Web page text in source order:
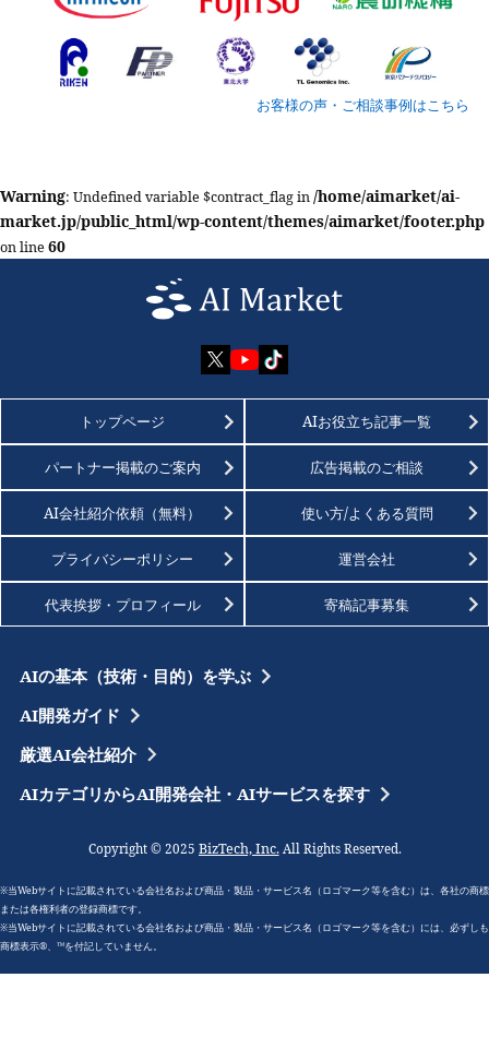
お客様の声・ご相談事例はこちら
Warning: Undefined variable $contract_flag in/home/aimarket/ai-
market.jp/public_html/wp-content/themes/aimarket/footer.php
on line 60
トップページ AIお役立ち記事一覧
パートナー掲載のご案内 広告掲載のご相談
AI会社紹介依頼（無料） 使い方/よくある質問
プライバシーポリシー 運営会社
代表挨拶・プロフィール 寄稿記事募集
AIの基本（技術・目的）を学ぶ
AI開発ガイド
厳選AI会社紹介
AIカテゴリからAI開発会社・AIサービスを探す
Copyright © 2025 BizTech, Inc.All Rights Reserved.
※当Webサイトに記載されている会社名および商品・製品・サービス名（ロゴマーク等を含む）は、各社の商標
または各権利者の登録商標です。
※当Webサイトに記載されている会社名および商品・製品・サービス名（ロゴマーク等を含む）には、必ずしも
商標表示®、™を付記していません。